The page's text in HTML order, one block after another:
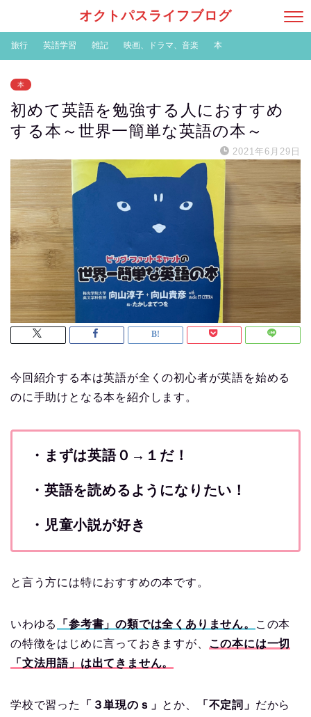
オクトパスライフブログ
旅行 英語学習 雑記 映画、ドラマ、音楽 本
本
初めて英語を勉強する人におすすめ
する本～世界一簡単な英語の本～
2021年6月29日
今回紹介する本は英語が全くの初心者が英語を始める
のに手助けとなる本を紹介します。
・まずは英語０→１だ！
・英語を読めるようになりたい！
・児童小説が好き
と言う方には特におすすめの本です。
いわゆる 「参考書」の類では全くありません。
この本
の特徴をはじめに言っておきますが、 この本には一切
「文法用語」は出てきません。
学校で習った 「３単現のｓ」 とか、 「不定詞」 だから